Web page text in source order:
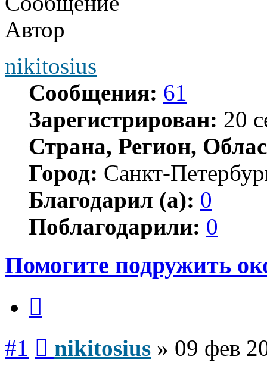
Автор
nikitosius
Сообщения: 61
Зарегистрирован: 20
Страна, Регион,
Город: Санкт-
Благодарил (а): 0
Поблагодарили: 0
Помогите подружить
#1 nikitosius » 09 фев